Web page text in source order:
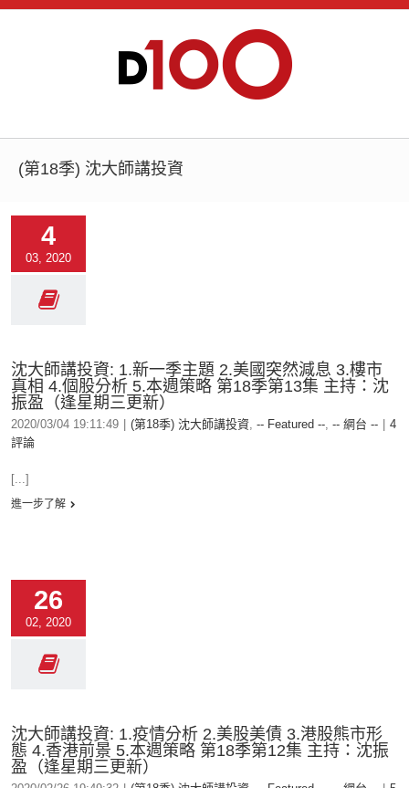
(第18季) 沈大師講投資
4
03, 2020
沈大師講投資: 1.新一季主題 2.美國突然減息 3.樓市
真相 4.個股分析 5.本週策略 第18季第13集 主持：沈
振盈（逢星期三更新）
2020/03/04 19:11:49 (第18季) 沈大師講投資, -- Featured --, -- 網台 --
4
評論
[...]
進一步了解
26
02, 2020
沈大師講投資: 1.疫情分析 2.美股美債 3.港股熊市形
態 4.香港前景 5.本週策略 第18季第12集 主持：沈振
盈（逢星期三更新）